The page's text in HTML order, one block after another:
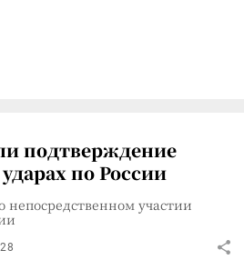
подтверждение
по России
участии
28